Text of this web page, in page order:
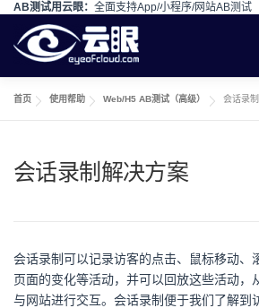
AB测试用云眼： 全面支持App/小程序/网站AB测试
Skip to content
首页 使用帮助 Web/H5 AB测试（高级） 会话录
会话录制解决方案
会话录制可以记录访客的点击、鼠标移动、
页面的变化等活动，并可以回放这些活动，
与网站进行交互。会话录制便于我们了解到